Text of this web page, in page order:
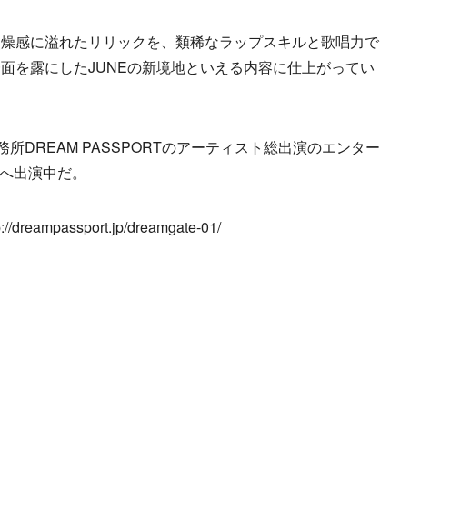
に溢れたリリックを、類稀なラップスキルと歌唱力で
を露にしたJUNEの新境地といえる内容に仕上がってい
DREAM PASSPORTのアーティスト総出演のエンター
出演中だ。
dreamgate-01/